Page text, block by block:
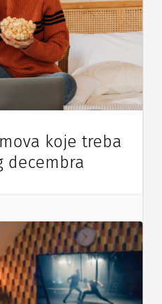
koje treba
decembra